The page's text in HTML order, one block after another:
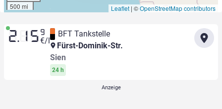
500 mi
Leaflet | ©OpenStreetMap contributors
2.15 9
€/l
BFT Tankstelle
Fürst-Dominik-Str.
Sien
24 h